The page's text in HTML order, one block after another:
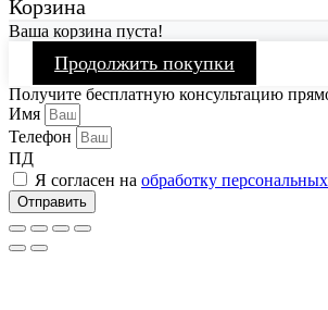
Корзина
Ваша корзина пуста!
Продолжить покупки
Получите бесплатную консультацию
Имя
Телефон
ПД
Я согласен на обработку
Отправить